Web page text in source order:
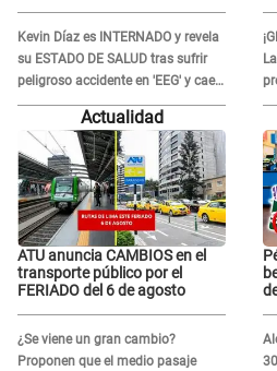
Kevin Díaz es INTERNADO y revela
su ESTADO DE SALUD tras sufrir
peligroso accidente en 'EEG' y caer
desde altura de ocho metros
Actualidad
ATU anuncia CAMBIOS en el
transporte público por el
FERIADO del 6 de agosto
¿Se viene un gran cambio?
Proponen que el medio pasaje